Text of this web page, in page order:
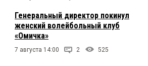
Генеральный директор покинул
женский волейбольный клуб
«Омичка»
7 августа 14:00 2 525